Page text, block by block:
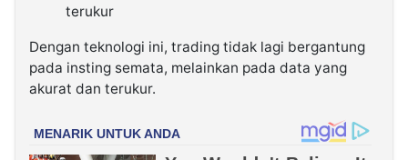
terukur
Dengan teknologi ini, trading tidak lagi bergantung
pada insting semata, melainkan pada data yang
akurat dan terukur.